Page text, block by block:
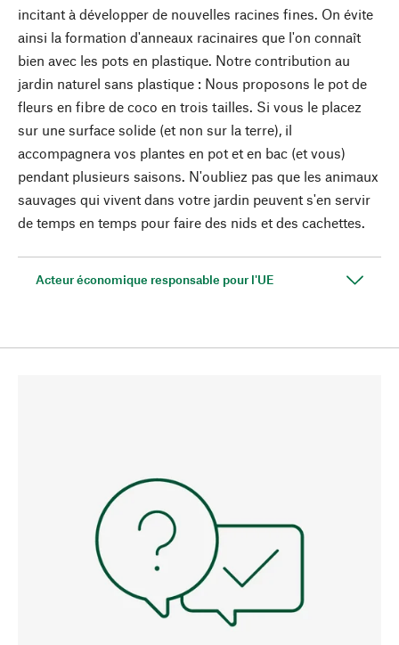
incitant à développer de nouvelles racines fines. On évite
ainsi la formation d'anneaux racinaires que l'on connaît
bien avec les pots en plastique. Notre contribution au
jardin naturel sans plastique : Nous proposons le pot de
fleurs en fibre de coco en trois tailles. Si vous le placez
sur une surface solide (et non sur la terre), il
accompagnera vos plantes en pot et en bac (et vous)
pendant plusieurs saisons. N'oubliez pas que les animaux
sauvages qui vivent dans votre jardin peuvent s'en servir
de temps en temps pour faire des nids et des cachettes.
Acteur économique responsable pour l'UE